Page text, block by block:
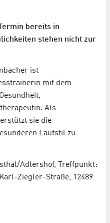
bereits in
stehen nicht zur
ist
mit dem
Als
sie die
Laufstil zu
Adlershof, Treffpunkt:
Ziegler-Straße, 12489